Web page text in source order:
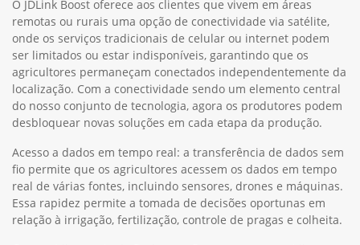
O JDLink Boost oferece aos clientes que vivem em áreas
remotas ou rurais uma opção de conectividade via satélite,
onde os serviços tradicionais de celular ou internet podem
ser limitados ou estar indisponíveis, garantindo que os
agricultores permaneçam conectados independentemente da
localização. Com a conectividade sendo um elemento central
do nosso conjunto de tecnologia, agora os produtores podem
desbloquear novas soluções em cada etapa da produção.
Acesso a dados em tempo real: a transferência de dados sem
fio permite que os agricultores acessem os dados em tempo
real de várias fontes, incluindo sensores, drones e máquinas.
Essa rapidez permite a tomada de decisões oportunas em
relação à irrigação, fertilização, controle de pragas e colheita.